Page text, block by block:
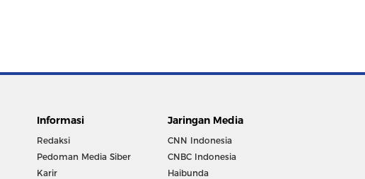
Informasi
Redaksi
Pedoman Media Siber
Karir
Jaringan Media
CNN Indonesia
CNBC Indonesia
Haibunda